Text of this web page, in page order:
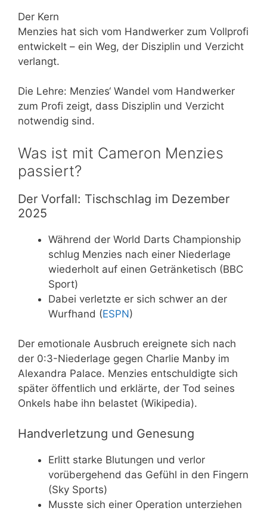
Der Kern
Menzies hat sich vom Handwerker zum Vollprofi
entwickelt – ein Weg, der Disziplin und Verzicht
verlangt.
Die Lehre: Menzies‘ Wandel vom Handwerker
zum Profi zeigt, dass Disziplin und Verzicht
notwendig sind.
Was ist mit Cameron Menzies
passiert?
Der Vorfall: Tischschlag im Dezember
2025
Während der World Darts Championship
schlug Menzies nach einer Niederlage
wiederholt auf einen Getränketisch (BBC
Sport)
Dabei verletzte er sich schwer an der
Wurfhand (ESPN)
Der emotionale Ausbruch ereignete sich nach
der 0:3-Niederlage gegen Charlie Manby im
Alexandra Palace. Menzies entschuldigte sich
später öffentlich und erklärte, der Tod seines
Onkels habe ihn belastet (Wikipedia).
Handverletzung und Genesung
Erlitt starke Blutungen und verlor
vorübergehend das Gefühl in den Fingern
(Sky Sports)
Musste sich einer Operation unterziehen